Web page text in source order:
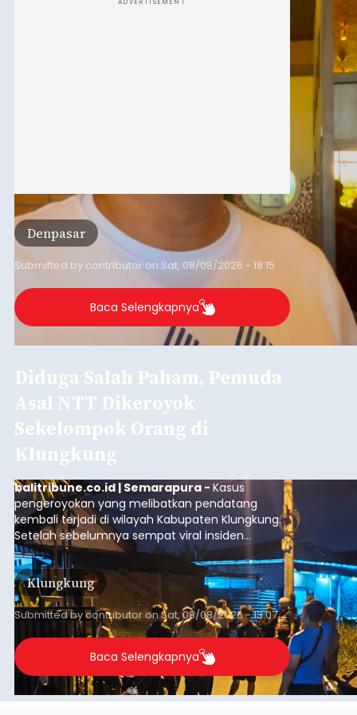
Diduga Salah Paham, Pemuda
Asal NTT Dikeroyok
Sekelompok Orang di
Klungkung
pengeroyokan yang melibatkan pendatang
kembali terjadi di wilayah Kabupaten Klungkung.
Setelah sebelumnya sempat viral insiden
keributan di barat Pasar Galiran, peristiwa serupa
kini menimpa seorang pemuda asal Kabupaten
Sumba Barat Daya (SBD), Nusa Tenggara Timur
Klungkung
Submitted bycontributoronSat, 08/08/2026 - 13:07
Baca Selengkapnya
Iklan